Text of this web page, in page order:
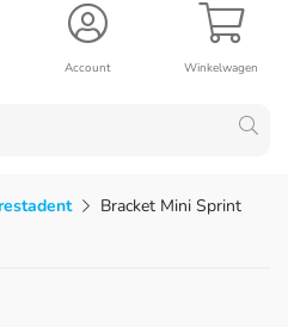
Winkelwagen
Account
Bracket Mini Sprint